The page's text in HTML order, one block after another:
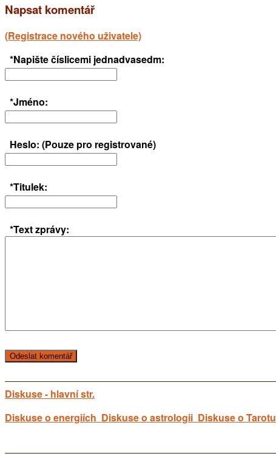
Napsat komentář
(Registrace nového uživatele)
*Napište číslicemi jednadvasedm:
*Jméno:
Heslo: (Pouze pro registrované)
*Titulek:
*Text zprávy:
Diskuse - hlavní str.
Diskuse o energiích Diskuse o astrologii Diskuse o Tarotu